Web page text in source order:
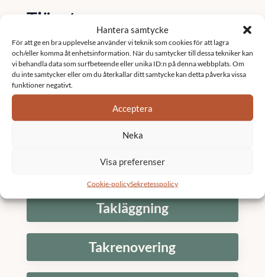
Hantera samtycke
För att ge en bra upplevelse använder vi teknik som cookies för att lagra
och/eller komma åt enhetsinformation. När du samtycker till dessa tekniker kan
vi behandla data som surfbeteende eller unika ID:n på denna webbplats. Om
du inte samtycker eller om du återkallar ditt samtycke kan detta påverka vissa
funktioner negativt.
Acceptera
Neka
Visa preferenser
Cookie-policySekretesspolicy
Tjänster
Fastighetsförvaltning
Underhållsplan
K3 Bostadsrättsförening
Stambyte
Takläggning
Takrenovering